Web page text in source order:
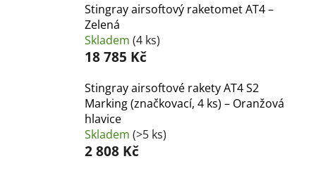
Stingray airsoftový raketomet AT4 –
Zelená
Skladem (4 ks)
18 785 Kč
Stingray airsoftové rakety AT4 S2
Marking (značkovací, 4 ks) – Oranžová
hlavice
Skladem (>5 ks)
2 808 Kč